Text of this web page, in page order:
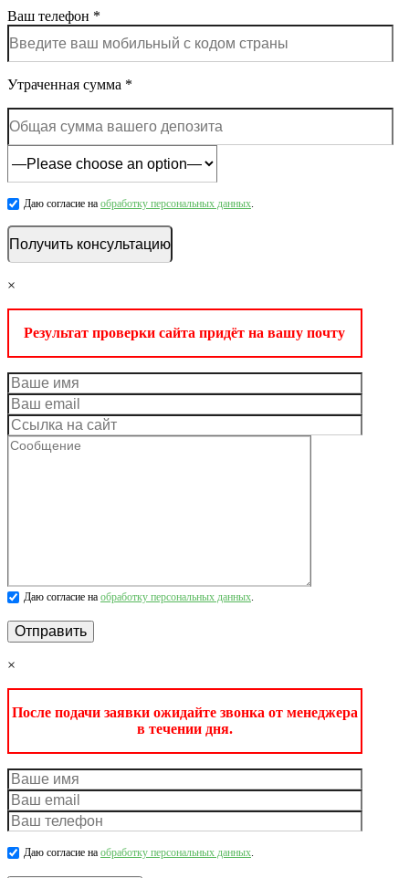
Ваш телефон *
Утраченная сумма *
Даю согласие на обработку персональных данных.
×
Результат проверки сайта придёт на вашу почту
Даю согласие на обработку персональных данных.
×
После подачи заявки ожидайте звонка от менеджера
в течении дня.
Даю согласие на обработку персональных данных.